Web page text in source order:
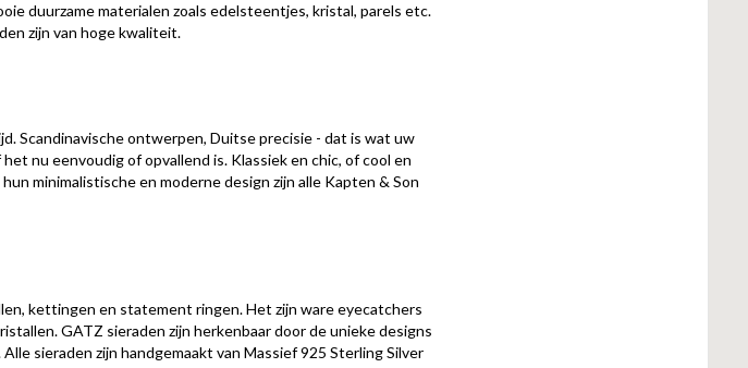
duurzame materialen zoals edelsteentjes, kristal, parels etc.
zijn van hoge kwaliteit.
Scandinavische ontwerpen, Duitse precisie - dat is wat uw
nu eenvoudig of opvallend is. Klassiek en chic, of cool en
minimalistische en moderne design zijn alle Kapten & Son
kettingen en statement ringen. Het zijn ware eyecatchers
GATZ sieraden zijn herkenbaar door de unieke designs
sieraden zijn handgemaakt van Massief 925 Sterling Silver